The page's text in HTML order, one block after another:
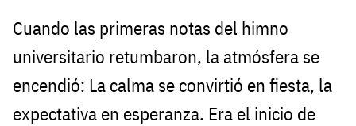
Cuando las primeras notas del himno
universitario retumbaron, la atmósfera se
encendió: La calma se convirtió en fiesta, la
expectativa en esperanza. Era el inicio de